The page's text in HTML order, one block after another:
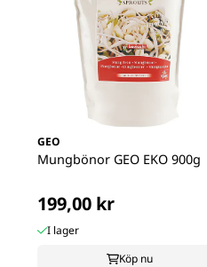
GEO
Mungbönor GEO EKO 900g
199,00 kr
I lager
Köp nu